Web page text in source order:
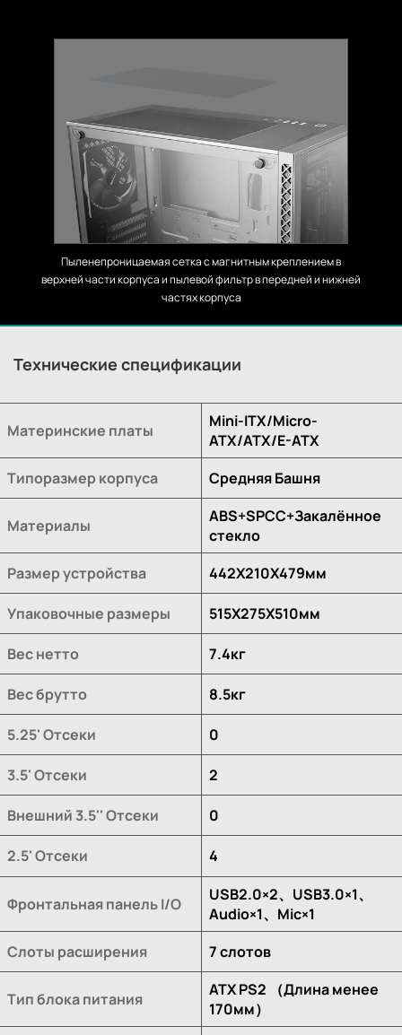
Пыленепроницаемая сетка с магнитным креплением в
верхней части корпуса и пылевой фильтр в передней и нижней
частях корпуса
Технические спецификации
Материнские платы
Mini-ITX/Micro-
ATX/ATX/E-ATX
Типоразмер корпуса
Средняя Башня
Материалы
ABS+SPCC+Закалённое
стекло
Размер устройства
442X210X479мм
Упаковочные размеры 515X275X510мм
Вес нетто 7.4кг
Вес брутто 8.5кг
5.25' Отсеки 0
3.5' Отсеки 2
Внешний 3.5'' Отсеки 0
2.5' Отсеки 4
Фронтальная панель I/O
USB2.0×2、USB3.0×1、
Audio×1、Mic×1
Слоты расширения
7 слотов
Тип блока питания
ATX PS2 （Длина менее
170мм）